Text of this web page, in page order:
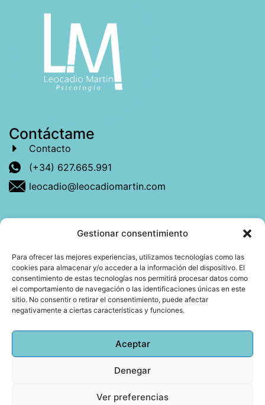
Gestionar consentimiento
Para ofrecer las mejores experiencias, utilizamos tecnologías como las
cookies para almacenar y/o acceder a la información del dispositivo. El
consentimiento de estas tecnologías nos permitirá procesar datos como
el comportamiento de navegación o las identificaciones únicas en este
sitio. No consentir o retirar el consentimiento, puede afectar
negativamente a ciertas características y funciones.
Aceptar
Denegar
Ver preferencias
Contáctame
Contacto
(+34) 627.665.991
leocadio@leocadiomartin.com
Descubre más sobre mí
Mi libro: La felicidad: qué ayuda y qué no.
Blog: Reflexiones que conectan
Agendar cita
Leocadio Martín | DiseñoHuub World